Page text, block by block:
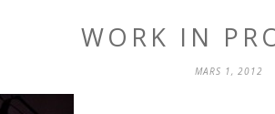
WORK IN
MARS 1, 2012